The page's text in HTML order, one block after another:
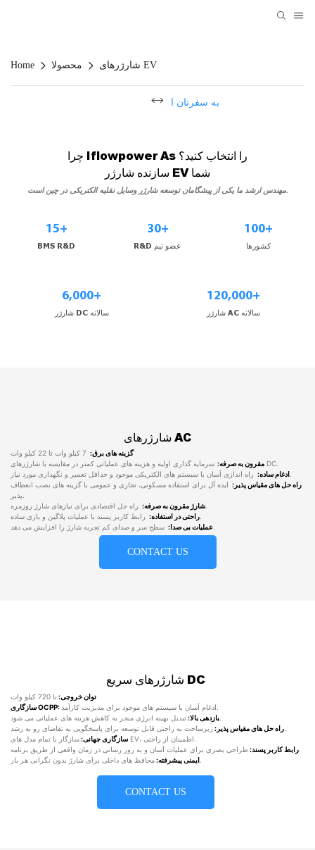
Home محصولا شارژرهای EV
به سفرتان انرژی بدهید
چرا Iflowpower As را انتخاب کنید؟
سازنده شارژر EV شما
مهندس ارشد ما یکی از پیشگامان توسعه شارژر وسایل نقلیه الکتریکی در چین است.
15+
BMS R&D
30+
R&D عضو تیم
100+
کشورها
6,000+
شارژر DC سالانه
120,000+
شارژر AC سالانه
شارژرهای AC
گزینه های برق:
مقرون به صرفه: سرمایه گذاری اولیه و هزینه های عملیاتی کمتر در مقایسه با شارژرهای DC.
ادغام ساده:
راه حل های مقیاس پذیر: ایده آل برای استفاده مسکونی، تجاری و عمومی با گزینه های نصب انعطاف
شارژ مقرون به صرفه:
راحتی در استفاده:
عملیات بی صدا:
CONTACT US
شارژرهای سریع DC
توان خروجی:تا 720 کیلو وات
سازگاری OCPP:
بازدهی بالا:
راه حل های مقیاس پذیر:
سازگاری جهانی:
رابط کاربر پسند:
ایمنی پیشرفته:
CONTACT US